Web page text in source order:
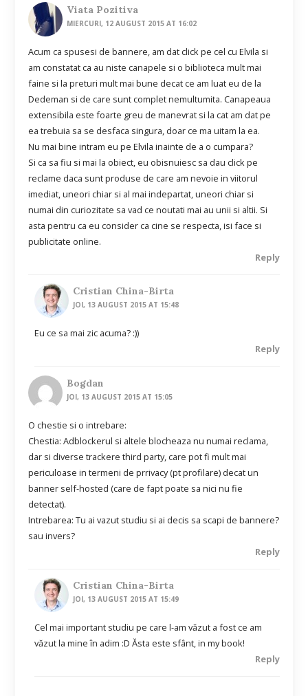
Viata Pozitiva
MIERCURI, 12 AUGUST 2015 AT 16:02
Acum ca spusesi de bannere, am dat click pe cel cu Elvila si
am constatat ca au niste canapele si o biblioteca mult mai
faine si la preturi mult mai bune decat ce am luat eu de la
Dedeman si de care sunt complet nemultumita. Canapeaua
extensibila este foarte greu de manevrat si la cat am dat pe
ea trebuia sa se desfaca singura, doar ce ma uitam la ea.
Nu mai bine intram eu pe Elvila inainte de a o cumpara?
Si ca sa fiu si mai la obiect, eu obisnuiesc sa dau click pe
reclame daca sunt produse de care am nevoie in viitorul
imediat, uneori chiar si al mai indepartat, uneori chiar si
numai din curiozitate sa vad ce noutati mai au unii si altii. Si
asta pentru ca eu consider ca cine se respecta, isi face si
publicitate online.
Reply
Cristian China-Birta
JOI, 13 AUGUST 2015 AT 15:48
Eu ce sa mai zic acuma? :))
Reply
Bogdan
JOI, 13 AUGUST 2015 AT 15:05
O chestie si o intrebare:
Chestia: Adblockerul si altele blocheaza nu numai reclama,
dar si diverse trackere third party, care pot fi mult mai
periculoase in termeni de prrivacy (pt profilare) decat un
banner self-hosted (care de fapt poate sa nici nu fie
detectat).
Intrebarea: Tu ai vazut studiu si ai decis sa scapi de bannere?
sau invers?
Reply
Cristian China-Birta
JOI, 13 AUGUST 2015 AT 15:49
Cel mai important studiu pe care l-am văzut a fost ce am
văzut la mine în adim :D Ăsta este sfânt, in my book!
Reply